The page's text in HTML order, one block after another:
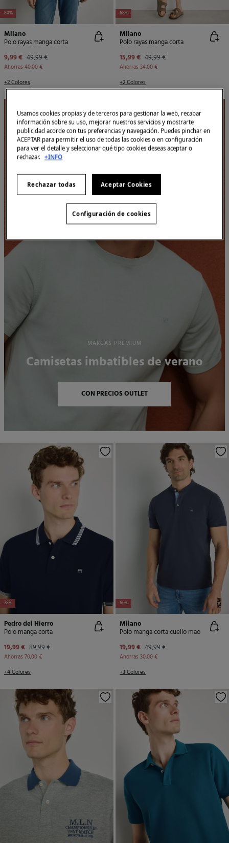
-80%
Milano
Polo rayas manga corta
9,99 € 49,99 €
Ahorras 40,00 €
+2 Colores
-68%
Milano
Polo rayas manga corta
15,99 € 49,99 €
Ahorras 34,00 €
+2 Colores
MARCAS PREMIUM
Camisetas imbatibles de verano
CON PRECIOS OUTLET
-78%
Pedro del Hierro
Polo manga corta
19,99 € 89,99 €
Ahorras 70,00 €
+4 Colores
-60% NEW
Milano
Polo manga corta cuello mao
19,99 € 49,99 €
Ahorras 30,00 €
+3 Colores
Usamos cookies propias y de terceros para gestionar la web, recabar
información sobre su uso, mejorar nuestros servicios y mostrarte
publicidad acorde con tus preferencias y navegación. Puedes pinchar en
ACEPTAR para permitir el uso de todas las cookies o en configuración
para ver el detalle y seleccionar qué tipo cookies deseas aceptar o
rechazar. +INFO
Rechazar todas Aceptar Cookies
Configuración de cookies